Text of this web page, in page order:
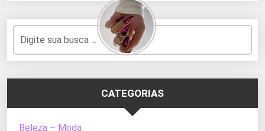
CATEGORIAS
Beleza – Moda